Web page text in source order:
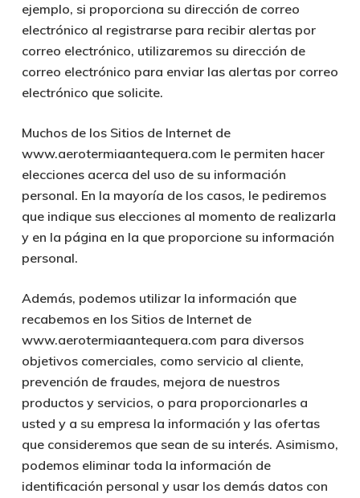
ejemplo, si proporciona su dirección de correo
electrónico al registrarse para recibir alertas por
correo electrónico, utilizaremos su dirección de
correo electrónico para enviar las alertas por correo
electrónico que solicite.
Muchos de los Sitios de Internet de
www.aerotermiaantequera.com le permiten hacer
elecciones acerca del uso de su información
personal. En la mayoría de los casos, le pediremos
que indique sus elecciones al momento de realizarla
y en la página en la que proporcione su información
personal.
Además, podemos utilizar la información que
recabemos en los Sitios de Internet de
www.aerotermiaantequera.com para diversos
objetivos comerciales, como servicio al cliente,
prevención de fraudes, mejora de nuestros
productos y servicios, o para proporcionarles a
usted y a su empresa la información y las ofertas
que consideremos que sean de su interés. Asimismo,
podemos eliminar toda la información de
identificación personal y usar los demás datos con